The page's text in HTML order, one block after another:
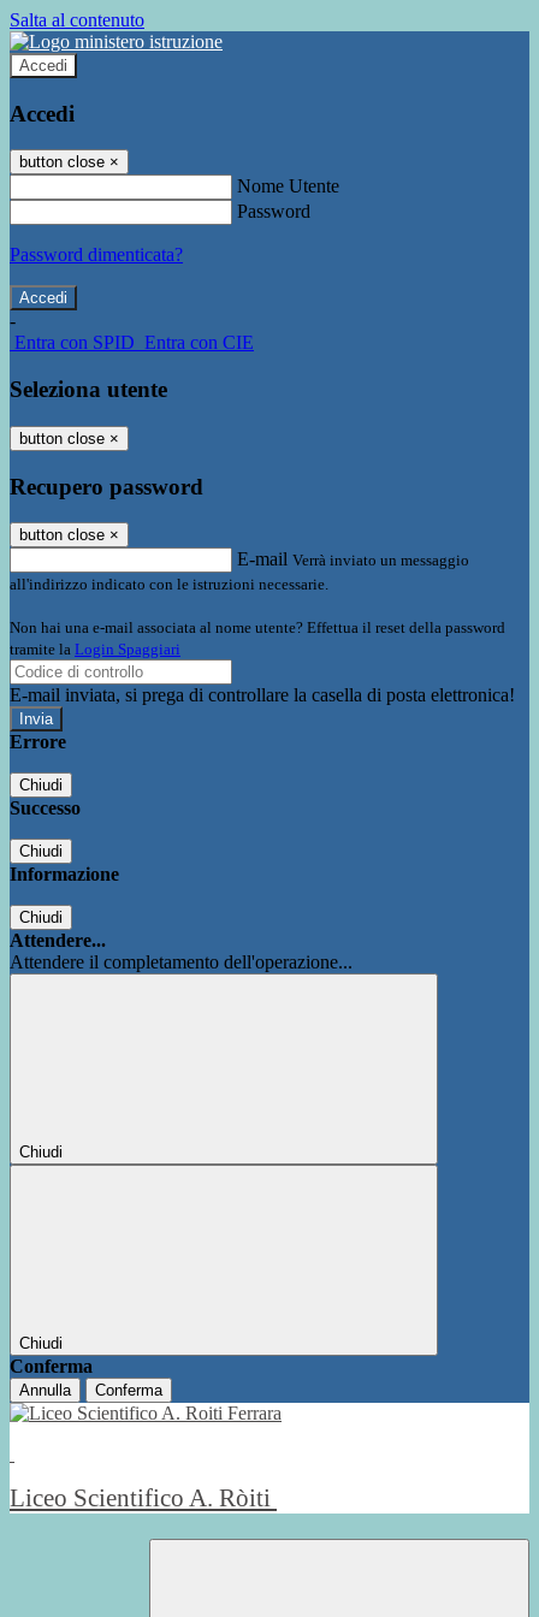
Salta al contenuto
Accedi
Accedi
button close ×
Nome Utente
Password
Password dimenticata?
-
Entra con SPID Entra con CIE
Seleziona utente
button close ×
Recupero password
button close ×
E-mail Verrà inviato un messaggio
all'indirizzo indicato con le istruzioni necessarie.
Non hai una e-mail associata al nome utente? Effettua il reset della password
tramite la Login Spaggiari
E-mail inviata, si prega di controllare la casella di posta elettronica!
Errore
Chiudi
Successo
Chiudi
Informazione
Chiudi
Attendere...
Attendere il completamento dell'operazione...
Chiudi
Chiudi
Conferma
Annulla Conferma
Liceo Scientifico A. Ròiti